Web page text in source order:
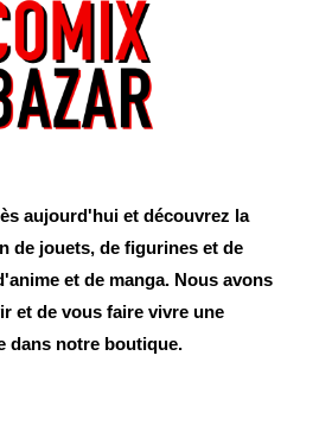
aujourd'hui et découvrez la
de jouets, de figurines et de
et de manga. Nous avons
et de vous faire vivre une
dans notre boutique.